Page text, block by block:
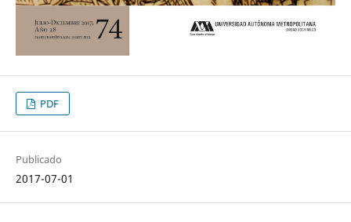
PDF
Publicado
2017-07-01